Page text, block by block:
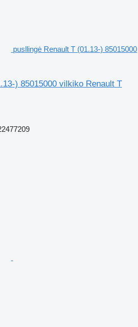
pusllingė Renault T (01.13-) 85015000
) 85015000 vilkiko Renault T